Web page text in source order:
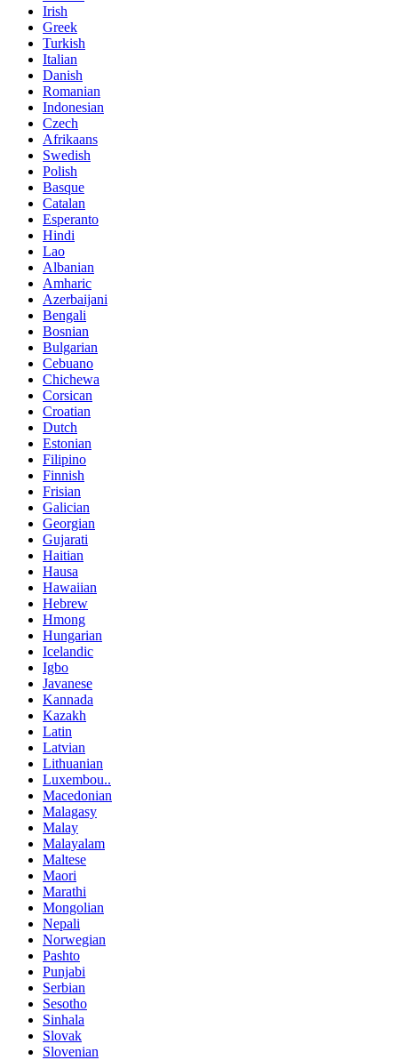
Irish
Greek
Turkish
Italian
Danish
Romanian
Indonesian
Czech
Afrikaans
Swedish
Polish
Basque
Catalan
Esperanto
Hindi
Lao
Albanian
Amharic
Azerbaijani
Bengali
Bosnian
Bulgarian
Cebuano
Chichewa
Corsican
Croatian
Dutch
Estonian
Filipino
Finnish
Frisian
Galician
Georgian
Gujarati
Haitian
Hausa
Hawaiian
Hebrew
Hmong
Hungarian
Icelandic
Igbo
Javanese
Kannada
Kazakh
Latin
Latvian
Lithuanian
Luxembou..
Macedonian
Malagasy
Malay
Malayalam
Maltese
Maori
Marathi
Mongolian
Nepali
Norwegian
Pashto
Punjabi
Serbian
Sesotho
Sinhala
Slovak
Slovenian